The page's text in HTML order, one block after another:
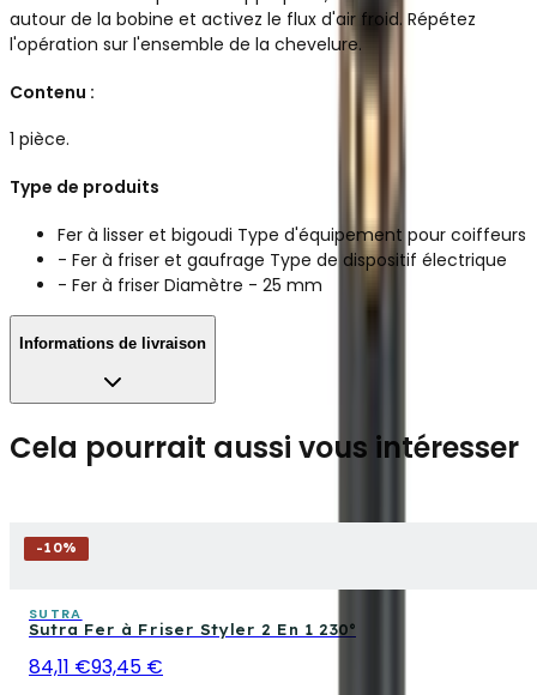
autour de la bobine et activez le flux d'air froid. Répétez
l'opération sur l'ensemble de la chevelure.
Contenu :
1 pièce.
Type de produits
Fer à lisser et bigoudi Type d'équipement pour coiffeurs
- Fer à friser et gaufrage Type de dispositif électrique
- Fer à friser Diamètre - 25 mm
Informations de livraison
Cela pourrait aussi vous intéresser
-10%
SUTRA
Sutra Fer à Friser Styler 2 En 1 230°
84,11 €93,45 €